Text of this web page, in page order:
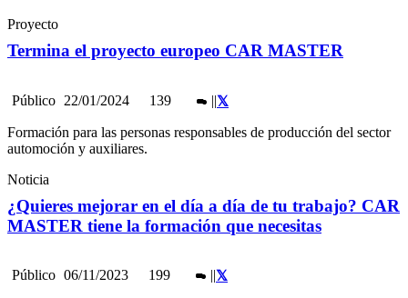
Proyecto
Termina el proyecto europeo CAR MASTER
Público 22/01/2024 139 ||
Formación para las personas responsables de producción del sector
automoción y auxiliares.
Noticia
¿Quieres mejorar en el día a día de tu trabajo? CAR
MASTER tiene la formación que necesitas
Público 06/11/2023 199 ||